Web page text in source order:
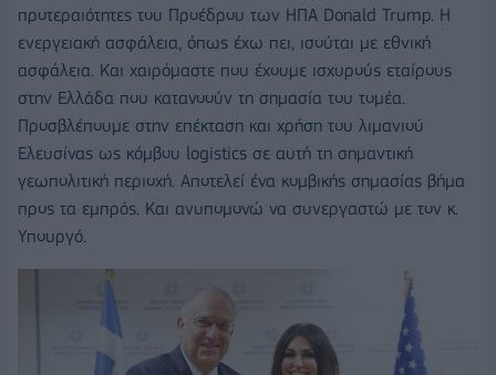
προτεραιότητες του Προέδρου των ΗΠΑ Donald Trump. Η
ενεργειακή ασφάλεια, όπως έχω πει, ισούται με εθνική
ασφάλεια. Και χαιρόμαστε που έχουμε ισχυρούς εταίρους
στην Ελλάδα που κατανοούν τη σημασία του τομέα.
Προσβλέπουμε στην επέκταση και χρήση του λιμανιού
Ελευσίνας ως κόμβου logistics σε αυτή τη σημαντική
γεωπολιτική περιοχή. Αποτελεί ένα κομβικής σημασίας βήμα
προς τα εμπρός. Και ανυπομονώ να συνεργαστώ με τον κ.
Υπουργό.